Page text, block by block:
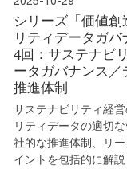
シリーズ「価値
リティデータガ
4回：サステナビ
ータガバナンス
推進体制
サステナビリティ経
リティデータの適切
社的な推進体制、リ
イントを包括的に解説